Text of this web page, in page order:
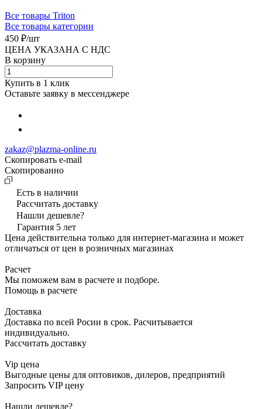
Все товары Triton
Все товары категории
450 ₽/шт
ЦЕНА УКАЗАНА С НДС
В корзину
Купить в 1 клик
Оставьте заявку в мессенджере
zakaz@plazma-online.ru
Скопировать e-mail
Cкопированно
Есть в наличии
Рассчитать доставку
Нашли дешевле?
Гарантия 5 лет
Цена действительна только для интернет-магазина и может
отличаться от цен в розничных магазинах
Расчет
Мы поможем вам в расчете и подборе.
Помощь в расчете
Доставка
Доставка по всей Росии в срок. Расчитывается
индивидуально.
Рассчитать доставку
Vip цена
Выгодные цены для оптовиков, дилеров, предприятий
Запросить VIP цену
Нашли дешевле?